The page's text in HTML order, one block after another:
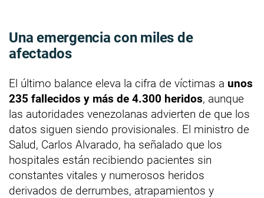
Una emergencia con miles de
afectados
El último balance eleva la cifra de víctimas a unos
235 fallecidos y más de 4.300 heridos, aunque
las autoridades venezolanas advierten de que los
datos siguen siendo provisionales. El ministro de
Salud, Carlos Alvarado, ha señalado que los
hospitales están recibiendo pacientes sin
constantes vitales y numerosos heridos
derivados de derrumbes, atrapamientos y